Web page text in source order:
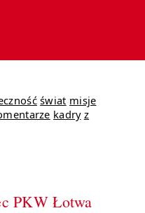
świat misje
kadry z
PKW Łotwa